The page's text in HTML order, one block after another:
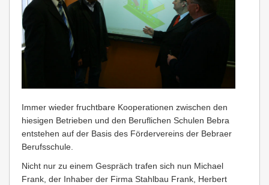
Immer wieder fruchtbare Kooperationen zwischen den
hiesigen Betrieben und den Beruflichen Schulen Bebra
entstehen auf der Basis des Fördervereins der Bebraer
Berufsschule.
Nicht nur zu einem Gespräch trafen sich nun Michael
Frank, der Inhaber der Firma Stahlbau Frank, Herbert